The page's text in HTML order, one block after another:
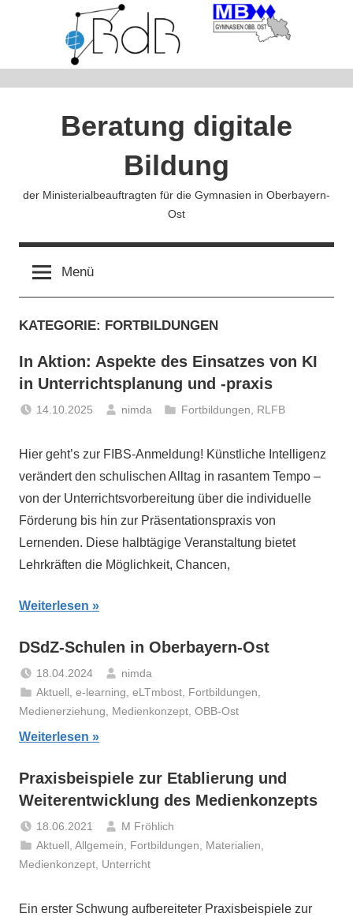
Beratung digitale
Bildung
der Ministerialbeauftragten für die Gymnasien in Oberbayern-
Ost
Menü
KATEGORIE: FORTBILDUNGEN
In Aktion: Aspekte des Einsatzes von KI
in Unterrichtsplanung und -praxis
14.10.2025 nimda Fortbildungen, RLFB
Hier geht’s zur FIBS-Anmeldung! Künstliche Intelligenz
verändert den schulischen Alltag in rasantem Tempo –
von der Unterrichtsvorbereitung über die individuelle
Förderung bis hin zur Präsentationspraxis von
Lernenden. Diese halbtägige Veranstaltung bietet
Lehrkräften die Möglichkeit, Chancen,
Weiterlesen
DSdZ-Schulen in Oberbayern-Ost
18.04.2024
nimda
Aktuell,e-learning,eLTmbost, Fortbildungen,
Medienerziehung, Medienkonzept, OBB-Ost
Weiterlesen
Praxisbeispiele zur Etablierung und
Weiterentwicklung des Medienkonzepts
18.06.2021
M Fröhlich
Aktuell,Allgemein, Fortbildungen, Materialien,
Medienkonzept, Unterricht
Ein erster Schwung aufbereiteter Praxisbeispiele zur